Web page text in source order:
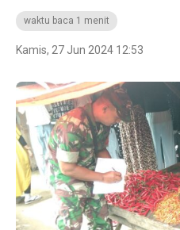
waktu baca 1 menit
Kamis, 27 Jun 2024 12:53